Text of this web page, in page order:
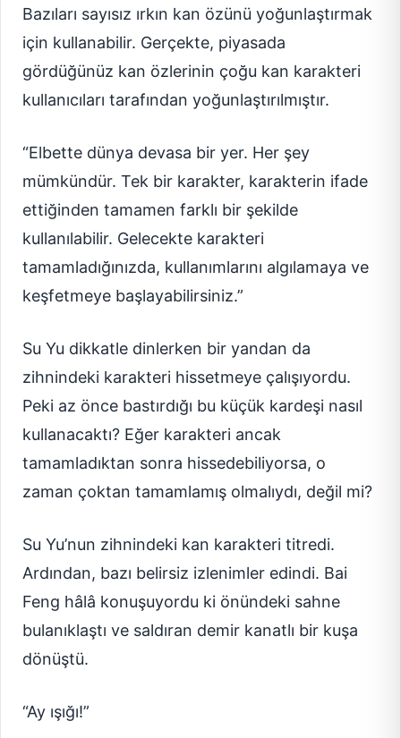
Bazıları sayısız ırkın kan özünü yoğunlaştırmak
için kullanabilir. Gerçekte, piyasada
gördüğünüz kan özlerinin çoğu kan karakteri
kullanıcıları tarafından yoğunlaştırılmıştır.
“Elbette dünya devasa bir yer. Her şey
mümkündür. Tek bir karakter, karakterin ifade
ettiğinden tamamen farklı bir şekilde
kullanılabilir. Gelecekte karakteri
tamamladığınızda, kullanımlarını algılamaya ve
keşfetmeye başlayabilirsiniz.”
Su Yu dikkatle dinlerken bir yandan da
zihnindeki karakteri hissetmeye çalışıyordu.
Peki az önce bastırdığı bu küçük kardeşi nasıl
kullanacaktı? Eğer karakteri ancak
tamamladıktan sonra hissedebiliyorsa, o
zaman çoktan tamamlamış olmalıydı, değil mi?
Su Yu’nun zihnindeki kan karakteri titredi.
Ardından, bazı belirsiz izlenimler edindi. Bai
Feng hâlâ konuşuyordu ki önündeki sahne
bulanıklaştı ve saldıran demir kanatlı bir kuşa
dönüştü.
“Ay ışığı!”